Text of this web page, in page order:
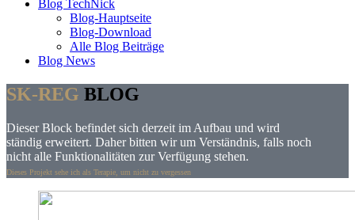
Blog TechNick
Blog-Hauptseite
Blog-Download
Alle Blog Beiträge
Blog News
SK-REG BLOG
Dieser Block befindet sich derzeit im Aufbau und wird
ständig erweitert. Daher bitten wir um Verständnis, falls noch
nicht alle Funktionalitäten zur Verfügung stehen.
Dieses Projekt sehe ich als Terapie, um nicht zu vergessen